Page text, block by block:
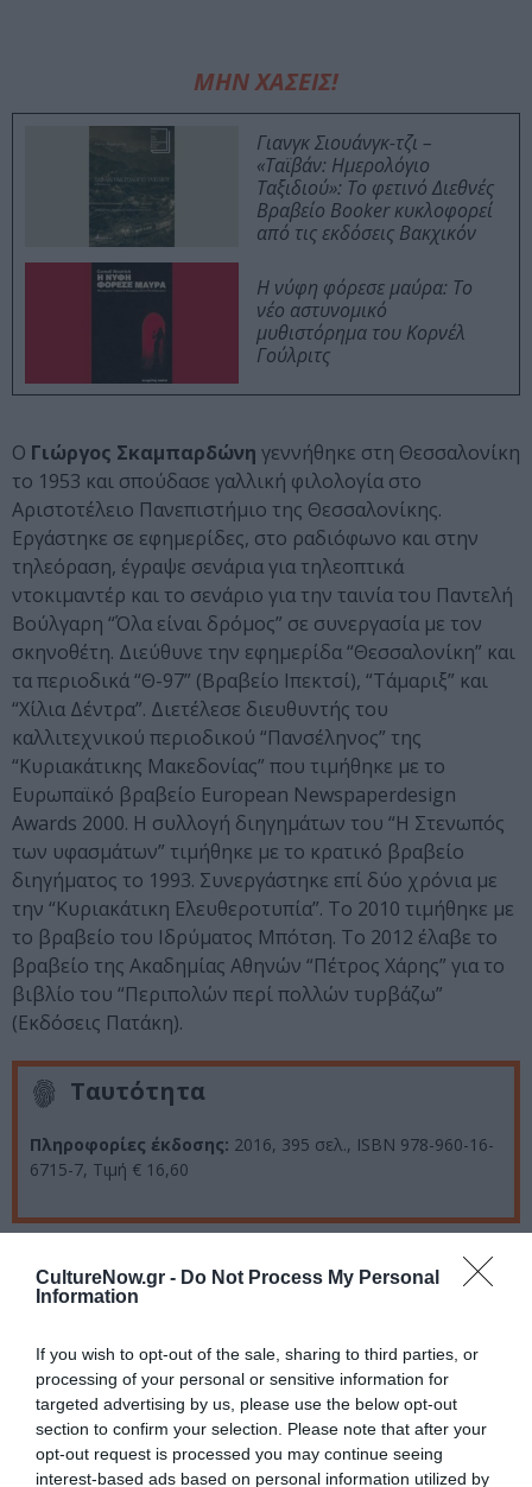
CultureNow.gr - Do Not Process My Personal
Information
If you wish to opt-out of the sale, sharing to third parties, or
processing of your personal or sensitive information for
targeted advertising by us, please use the below opt-out
section to confirm your selection. Please note that after your
opt-out request is processed you may continue seeing
interest-based ads based on personal information utilized by
ΜΗΝ ΧΑΣΕΙΣ!
Γιανγκ Σιουάνγκ-τζι –
«Ταϊβάν: Ημερολόγιο
Ταξιδιού»: Το φετινό Διεθνές
Βραβείο Booker κυκλοφορεί
από τις εκδόσεις Βακχικόν
Η νύφη φόρεσε μαύρα: Το
νέο αστυνομικό
μυθιστόρημα του Κορνέλ
Γούλριτς
Ο Γιώργος Σκαμπαρδώνη γεννήθηκε στη Θεσσαλονίκη
το 1953 και σπούδασε γαλλική φιλολογία στο
Αριστοτέλειο Πανεπιστήμιο της Θεσσαλονίκης.
Εργάστηκε σε εφημερίδες, στο ραδιόφωνο και στην
τηλεόραση, έγραψε σενάρια για τηλεοπτικά
ντοκιμαντέρ και το σενάριο για την ταινία του Παντελή
Βούλγαρη “Όλα είναι δρόμος” σε συνεργασία με τον
σκηνοθέτη. Διεύθυνε την εφημερίδα “Θεσσαλονίκη” και
τα περιοδικά “Θ-97” (Βραβείο Ιπεκτσί), “Τάμαριξ” και
“Χίλια Δέντρα”. Διετέλεσε διευθυντής του
καλλιτεχνικού περιοδικού “Πανσέληνος” της
“Κυριακάτικης Mακεδoνίας” που τιμήθηκε με το
Ευρωπαϊκό βραβείο European Newspaperdesign
Awards 2000. Η συλλογή διηγημάτων του “Η Στενωπός
των υφασμάτων” τιμήθηκε με το κρατικό βραβείο
διηγήματος το 1993. Συνεργάστηκε επί δύο χρόνια με
την “Κυριακάτικη Ελευθεροτυπία”. Το 2010 τιμήθηκε με
το βραβείο του Ιδρύματος Μπότση. Το 2012 έλαβε το
βραβείο της Ακαδημίας Αθηνών “Πέτρος Χάρης” για το
βιβλίο του “Περιπολών περί πολλών τυρβάζω”
(Εκδόσεις Πατάκη).
Ταυτότητα
Πληροφορίες έκδοσης: 2016, 395 σελ., ISBN 978-960-16-
6715-7, Τιμή € 16,60
Google Newsκαι
μάθετε πρώτοι όλες τις ειδήσεις
Δείτε όλα τα
τελευταία νέα
για την Τέχνη και τον
Πολιτισμό στοCulturenow.gr
Νέοι Διαγωνισμοί❯